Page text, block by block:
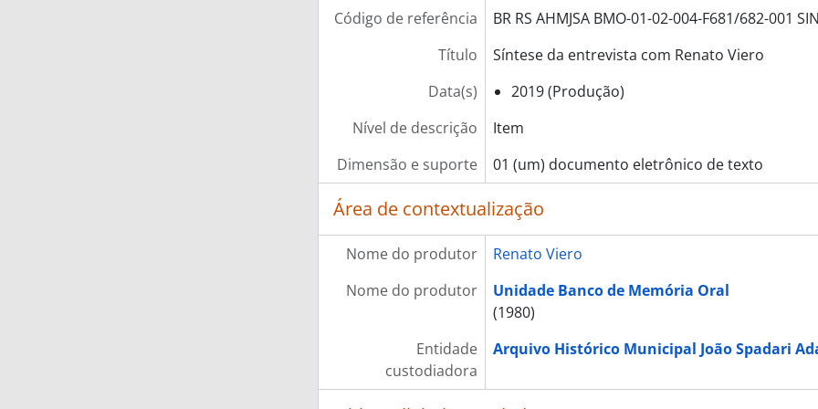
Código de referência
BR RS AHMJSA BMO-01-02-004-F681/682-001 SIN
Título
Síntese da entrevista com Renato Viero
Data(s)
2019 (Produção)
Nível de descrição
Item
Dimensão e suporte
01 (um) documento eletrônico de texto
Área de contextualização
Nome do produtor
Renato Viero
Nome do produtor
Unidade Banco de Memória Oral
(1980)
Entidade
custodiadora
Arquivo Histórico Municipal João Spadari